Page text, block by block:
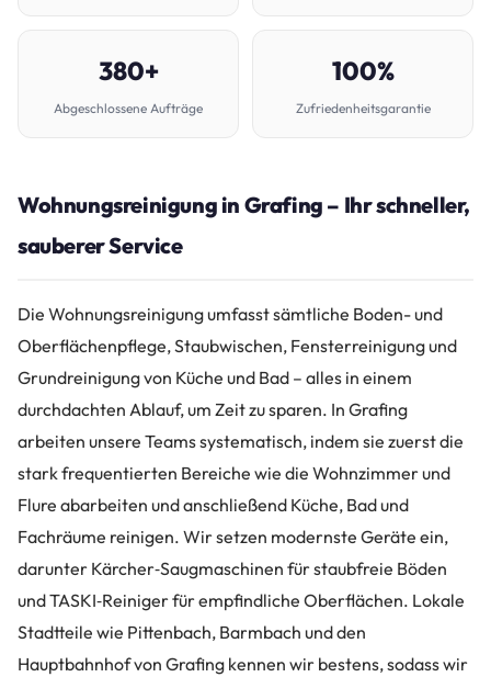
380+
Abgeschlossene Aufträge
100%
Zufriedenheitsgarantie
Wohnungsreinigung in Grafing – Ihr schneller,
sauberer Service
Die Wohnungsreinigung umfasst sämtliche Boden- und
Oberflächenpflege, Staubwischen, Fensterreinigung und
Grundreinigung von Küche und Bad – alles in einem
durchdachten Ablauf, um Zeit zu sparen. In Grafing
arbeiten unsere Teams systematisch, indem sie zuerst die
stark frequentierten Bereiche wie die Wohnzimmer und
Flure abarbeiten und anschließend Küche, Bad und
Fachräume reinigen. Wir setzen modernste Geräte ein,
darunter Kärcher‑Saugmaschinen für staubfreie Böden
und TASKI‑Reiniger für empfindliche Oberflächen. Lokale
Stadtteile wie Pittenbach, Barmbach und den
Hauptbahnhof von Grafing kennen wir bestens, sodass wir